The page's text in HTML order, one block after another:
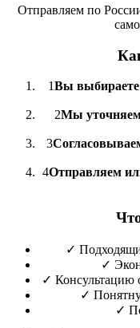
Отправляем по
1Вы выбираете
2Мы уточняем
3
4Отправляем
✓
✓
✓ Консультацию
✓
✓